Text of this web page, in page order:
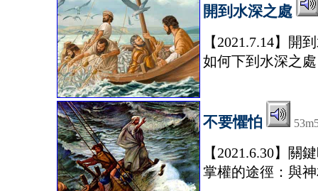
開到水深之處
【2021.7.14】
如何下到水深之
不要懼怕
【2021.6.30】
掌權的途徑：與